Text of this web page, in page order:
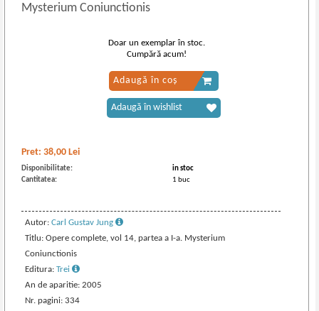
Mysterium Coniunctionis
Pret:38,00 Lei
Disponibilitate:
in stoc
Cantitatea:
1 buc
Autor:Carl Gustav Jung
Titlu: Opere complete, vol 14, partea a I-a. Mysterium
Coniunctionis
Editura:Trei
An de aparitie: 2005
Nr. pagini: 334
Doar un exemplar în stoc.
Cumpără acum!
Adaugă în coș
Adaugă în wishlist